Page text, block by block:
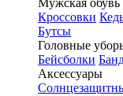
Мужская обувь
Кроссовки
Бутсы
Головные
Бейсболки
Аксессуары